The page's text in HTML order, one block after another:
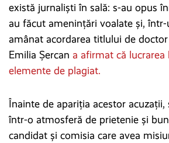
există jurnaliști în sală: s-au opus
au făcut amenințări voalate și,
amânat acordarea titlului de
Emilia Șercan a afirmat că lucrarea
elemente de plagiat.
Înainte de apariția acestor
într-o atmosferă de prietenie și
candidat și comisia care avea